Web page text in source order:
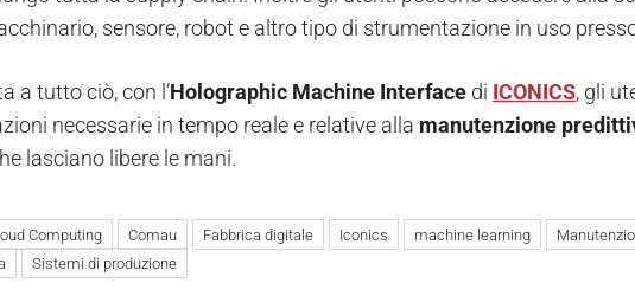
sensore, robot e altro tipo di strumentazione in uso
a tutto ciò, con l’Holographic Machine Interface di ICONICS, gli
necessarie in tempo reale e relative alla manutenzione
lasciano libere le mani.
Computing Comau Fabbrica digitale Iconics machine learning
Sistemi di produzione